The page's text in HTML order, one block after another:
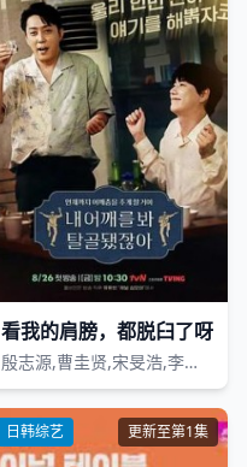
看我的肩膀，都脱臼了呀
殷志源,曹圭贤,宋旻浩,李柱延,黄礼志,崔智寿,文智勋
日韩综艺 更新至第1集